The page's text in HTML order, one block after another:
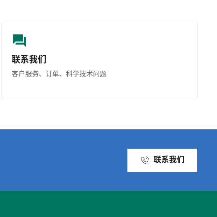
联系我们
客户服务、订单、科学技术问题
联系我们